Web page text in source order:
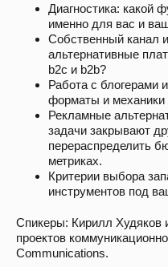
Диагностика: какой
именно для вас и
Собственный канал
альтернативные
b2c и b2b?
Работа с блогерами
форматы и
Рекламные
задачи закрывают
перераспределить
метриках.
Критерии выбора
инструментов под
Спикеры: Кирилл Худяков
проектов
Communications.